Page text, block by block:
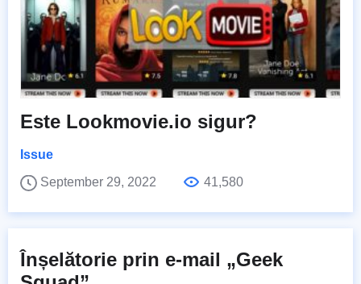
Este Lookmovie.io sigur?
Issue
September 29, 2022
41,580
Înșelătorie prin e-mail „Geek